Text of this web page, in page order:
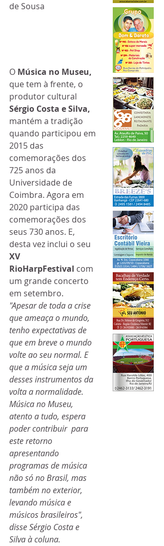
de Sousa
O Música no Museu,
que tem à frente, o
produtor cultural
Sérgio Costa e Silva,
mantém a tradição
quando participou em
2015 das
comemorações dos
725 anos da
Universidade de
Coimbra. Agora em
2020 participa das
comemorações dos
seus 730 anos. E,
desta vez inclui o seu
XV
RioHarpFestival com
um grande concerto
em setembro.
"Apesar de toda a crise
que ameaça o mundo,
tenho expectativas de
que em breve o mundo
volte ao seu normal. E
que a música seja um
desses instrumentos da
volta a normalidade.
Música no Museu,
atento a tudo, espera
poder contribuir  para
este retorno
apresentando
programas de música
não só no Brasil, mas
também no exterior,
levando música e
músicos brasileiros",
disse Sérgio Costa e
Silva à coluna.